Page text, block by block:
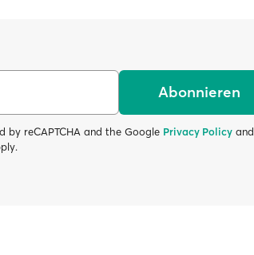
Abonnieren
by reCAPTCHA and the Google Privacy Policy and